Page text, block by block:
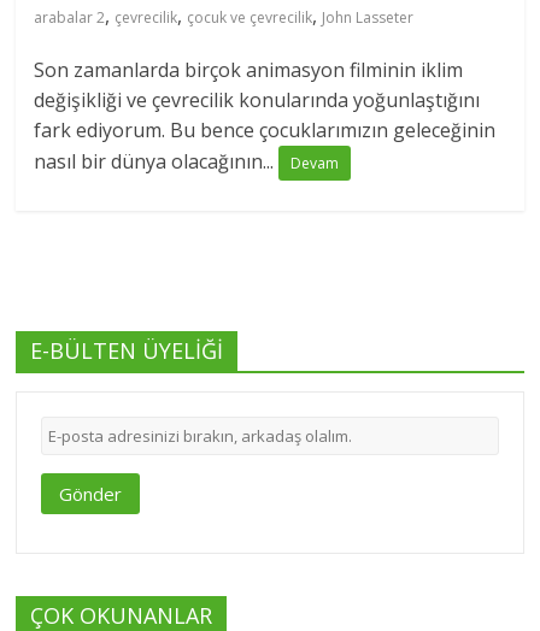
arabalar 2, çevrecilik, çocuk ve çevrecilik, John Lasseter
Son zamanlarda birçok animasyon filminin iklim
değişikliği ve çevrecilik konularında yoğunlaştığını
fark ediyorum. Bu bence çocuklarımızın geleceğinin
nasıl bir dünya olacağının...
Devam
E-BÜLTEN ÜYELİĞİ
Gönder
ÇOK OKUNANLAR